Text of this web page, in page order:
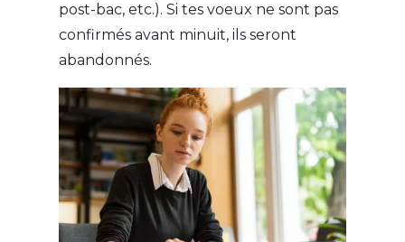
post-bac, etc.). Si tes voeux ne sont pas
confirmés avant minuit, ils seront
abandonnés.